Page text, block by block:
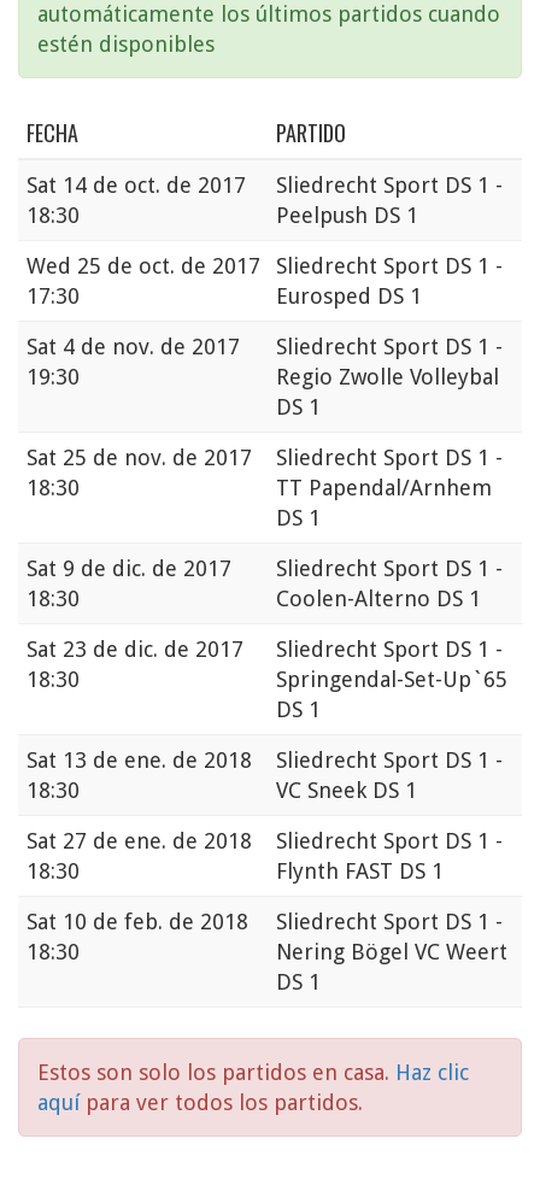
automáticamente los últimos partidos cuando
estén disponibles
FECHA PARTIDO
Sat 14 de oct. de 2017
18:30
Sliedrecht Sport DS 1 -
Peelpush DS 1
Wed 25 de oct. de 2017
17:30
Sliedrecht Sport DS 1 -
Eurosped DS 1
Sat 4 de nov. de 2017
19:30
Sliedrecht Sport DS 1 -
Regio Zwolle Volleybal
DS 1
Sat 25 de nov. de 2017
18:30
Sliedrecht Sport DS 1 -
TT Papendal/Arnhem
DS 1
Sat 9 de dic. de 2017
18:30
Sliedrecht Sport DS 1 -
Coolen-Alterno DS 1
Sat 23 de dic. de 2017
18:30
Sliedrecht Sport DS 1 -
Springendal-Set-Up`65
DS 1
Sat 13 de ene. de 2018
18:30
Sliedrecht Sport DS 1 -
VC Sneek DS 1
Sat 27 de ene. de 2018
18:30
Sliedrecht Sport DS 1 -
Flynth FAST DS 1
Sat 10 de feb. de 2018
18:30
Sliedrecht Sport DS 1 -
Nering Bögel VC Weert
DS 1
Estos son solo los partidos en casa. Haz clic
aquí para ver todos los partidos.